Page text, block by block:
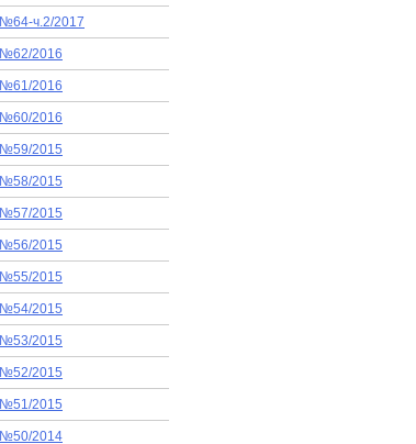
№64-ч.2/2017
№62/2016
№61/2016
№60/2016
№59/2015
№58/2015
№57/2015
№56/2015
№55/2015
№54/2015
№53/2015
№52/2015
№51/2015
№50/2014